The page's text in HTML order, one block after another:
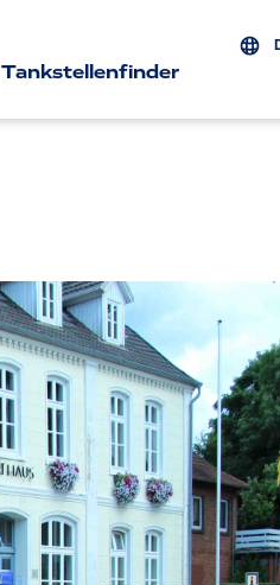
Tankstellenfinder